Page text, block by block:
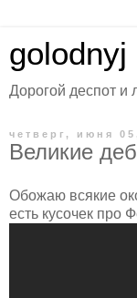
golodnyj
Дорогой деспот и
четверг, июня
Великие
Обожаю всякие
есть кусочек про